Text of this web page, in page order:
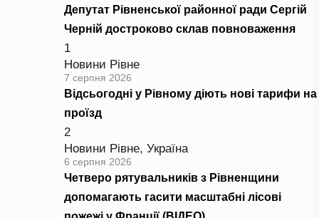
Депутат Рівненської районної ради Сергій
Черній достроково склав повноваження
1
Новини Рівне
7 серпня 2026
Відсьогодні у Рівному діють нові тарифи на
проїзд
2
Новини Рівне, Україна
6 серпня 2026
Четверо рятувальників з Рівненщини
допомагають гасити масштабні лісові